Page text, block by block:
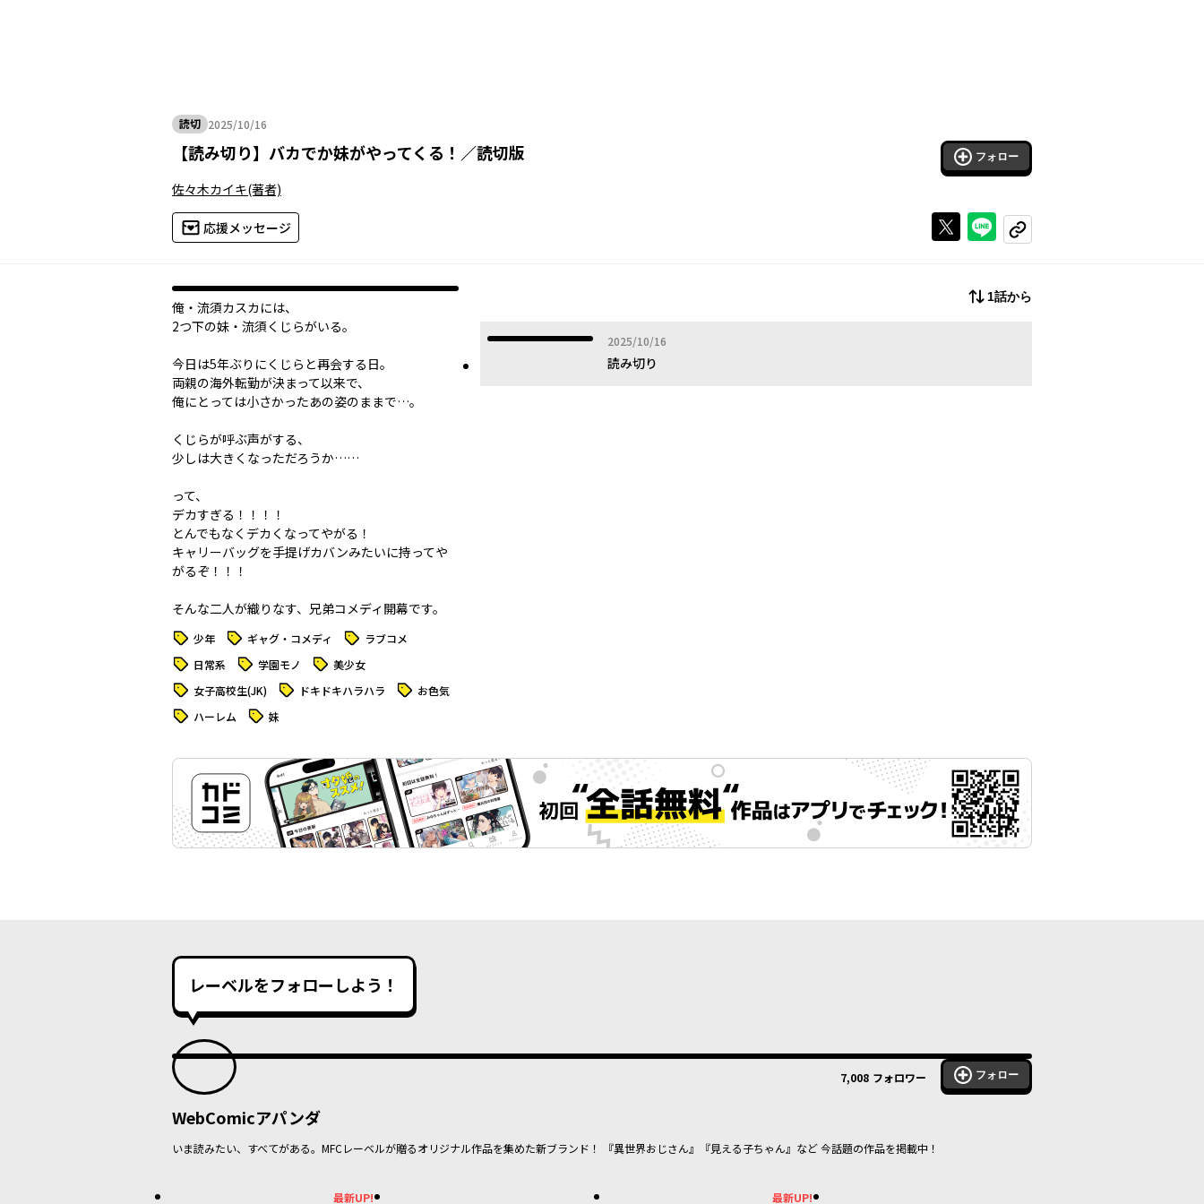
読切 2025/10/16
2025年10月16日
【読み切り】 バカでか妹がやってくる！／読切版 フォロー
佐々木カイキ(著者)
応援メッセージ Xで投稿するラインでシェアする
コピーする
俺・流須カスカには、
2つ下の妹・流須くじらがいる。
今日は5年ぶりにくじらと再会する日。
両親の海外転勤が決まって以来で、
俺にとっては小さかったあの姿のままで…。
くじらが呼ぶ声がする、
少しは大きくなっただろうか……
って、
デカすぎる！！！！
とんでもなくデカくなってやがる！
キャリーバッグを手提げカバンみたいに持ってや
がるぞ！！！
――そんな二人が織りなす、兄弟コメディ開幕です。
タグ 少年 タグ ギャグ・コメディ タグ ラブコメ
タグ 日常系 タグ 学園モノ タグ 美少女
タグ 女子高校生(JK) タグ ドキドキハラハラ タグ お色気
タグ ハーレム タグ 妹
1話から
2025/10/16
2025年10月16日
読み切り
レーベルをフォローしよう！
7,008 フォロワー フォロー
WebComicアパンダ
いま読みたい、すべてがある。MFCレーベルが贈るオリジナル作品を集めた新ブランド！ 『異世界おじさん』『見える子ちゃん』など 今話題の作品を掲載中！
最新UP! 最新UP!